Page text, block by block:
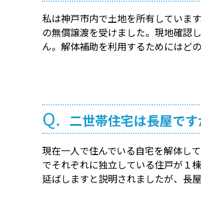
私は神戸市内で土地を所有していま
の無償譲渡を受けました。現地確認
ん。解体補助を利用するためにはど
Q. 二世帯住宅は長屋で
現在一人で住んでいる自宅を解体し
でそれぞれに独立している住戸が１
延ばしますと説明されましたが、長